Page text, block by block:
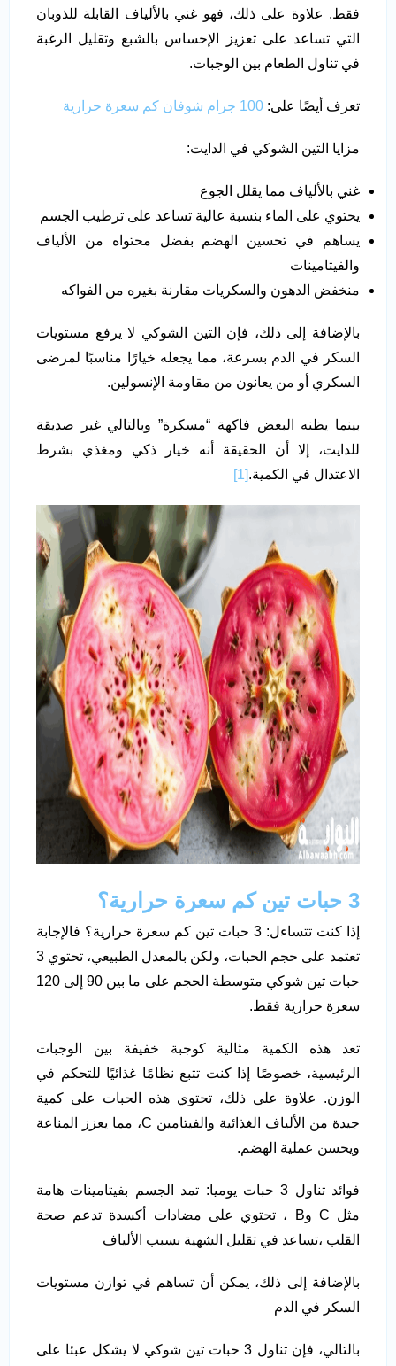
فقط. علاوة على ذلك، فهو غني بالألياف القابلة للذوبان
التي تساعد على تعزيز الإحساس بالشبع وتقليل الرغبة
في تناول الطعام بين الوجبات.
تعرف أيضًا على: 100 جرام شوفان كم سعرة حرارية
مزايا التين الشوكي في الدايت:
غني بالألياف مما يقلل الجوع
يحتوي على الماء بنسبة عالية تساعد على ترطيب الجسم
يساهم في تحسين الهضم بفضل محتواه من الألياف
والفيتامينات
منخفض الدهون والسكريات مقارنة بغيره من الفواكه
بالإضافة إلى ذلك، فإن التين الشوكي لا يرفع مستويات
السكر في الدم بسرعة، مما يجعله خيارًا مناسبًا لمرضى
السكري أو من يعانون من مقاومة الإنسولين.
بينما يظنه البعض فاكهة “مسكرة” وبالتالي غير صديقة
للدايت، إلا أن الحقيقة أنه خيار ذكي ومغذي بشرط
الاعتدال في الكمية.[1]
3 حبات تين كم سعرة حرارية؟
إذا كنت تتساءل: 3 حبات تين كم سعرة حرارية؟ فالإجابة
تعتمد على حجم الحبات، ولكن بالمعدل الطبيعي، تحتوي 3
حبات تين شوكي متوسطة الحجم على ما بين 90 إلى 120
سعرة حرارية فقط.
تعد هذه الكمية مثالية كوجبة خفيفة بين الوجبات
الرئيسية، خصوصًا إذا كنت تتبع نظامًا غذائيًا للتحكم في
الوزن. علاوة على ذلك، تحتوي هذه الحبات على كمية
جيدة من الألياف الغذائية والفيتامين C، مما يعزز المناعة
ويحسن عملية الهضم.
فوائد تناول 3 حبات يوميا: تمد الجسم بفيتامينات هامة
مثل C وB ، تحتوي على مضادات أكسدة تدعم صحة
القلب ،تساعد في تقليل الشهية بسبب الألياف
بالإضافة إلى ذلك، يمكن أن تساهم في توازن مستويات
السكر في الدم
بالتالي، فإن تناول 3 حبات تين شوكي لا يشكل عبئا على